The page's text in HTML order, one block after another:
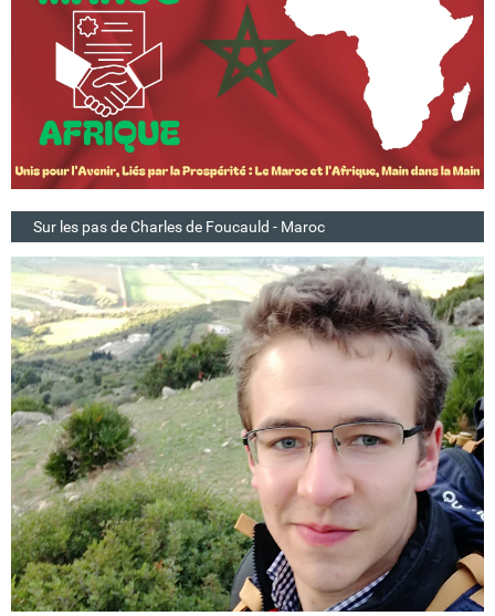
Sur les pas de Charles de Foucauld - Maroc